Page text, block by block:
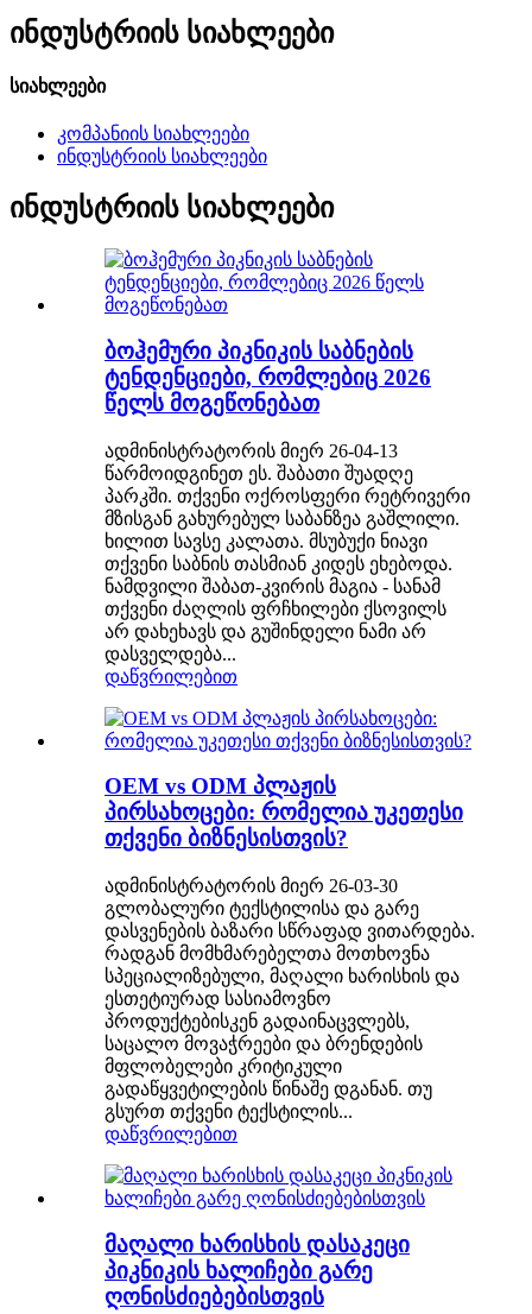
ინდუსტრიის სიახლეები
სიახლეები
კომპანიის სიახლეები
ინდუსტრიის სიახლეები
ინდუსტრიის სიახლეები
ბოჰემური პიკნიკის საბნების
ტენდენციები, რომლებიც 2026
წელს მოგეწონებათ
ადმინისტრატორის მიერ 26-04-13
წარმოიდგინეთ ეს. შაბათი შუადღე
პარკში. თქვენი ოქროსფერი რეტრივერი
მზისგან გახურებულ საბანზეა გაშლილი.
ხილით სავსე კალათა. მსუბუქი ნიავი
თქვენი საბნის თასმიან კიდეს ეხებოდა.
ნამდვილი შაბათ-კვირის მაგია - სანამ
თქვენი ძაღლის ფრჩხილები ქსოვილს
არ დახეხავს და გუშინდელი ნამი არ
დასველდება...
დაწვრილებით
OEM vs ODM პლაჟის
პირსახოცები: რომელია უკეთესი
თქვენი ბიზნესისთვის?
ადმინისტრატორის მიერ 26-03-30
გლობალური ტექსტილისა და გარე
დასვენების ბაზარი სწრაფად ვითარდება.
რადგან მომხმარებელთა მოთხოვნა
სპეციალიზებული, მაღალი ხარისხის და
ესთეტიურად სასიამოვნო
პროდუქტებისკენ გადაინაცვლებს,
საცალო მოვაჭრეები და ბრენდების
მფლობელები კრიტიკული
გადაწყვეტილების წინაშე დგანან. თუ
გსურთ თქვენი ტექსტილის...
დაწვრილებით
მაღალი ხარისხის დასაკეცი
პიკნიკის ხალიჩები გარე
ღონისძიებებისთვის